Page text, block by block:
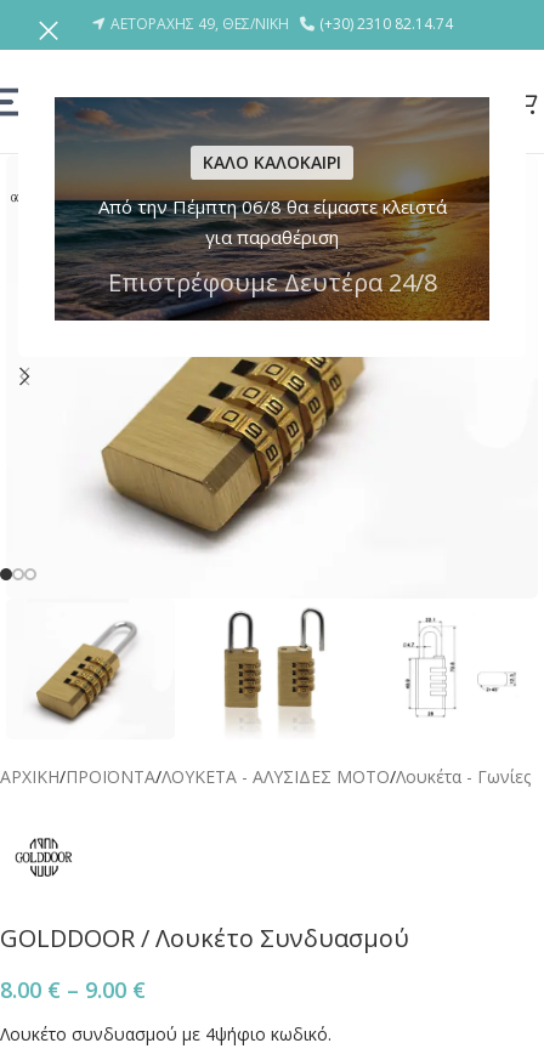
ΚΑΛΟ ΚΑΛΟΚΑΙΡΙ
Από την Πέμπτη 06/8 θα είμαστε κλειστά
για παραθέριση
Επιστρέφουμε Δευτέρα 24/8
ΑΕΤΟΡΑΧΗΣ 49, ΘΕΣ/ΝΙΚΗ (+30) 2310 82.14.74
ΑΡΧΙΚΗ/ΠΡΟΪΟΝΤΑ/ΛΟΥΚΕΤΑ - ΑΛΥΣΙΔΕΣ ΜΟΤΟ/Λουκέτα - Γωνίες
GOLDDOOR / Λουκέτο Συνδυασμού
8.00 € – 9.00 €
Λουκέτο συνδυασμού με 4ψήφιο κωδικό.